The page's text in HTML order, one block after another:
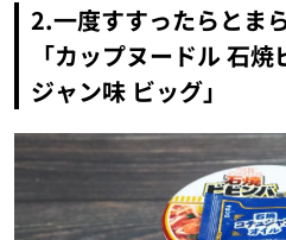
2.一度すすったらとま
「カップヌードル 石
ジャン味 ビッグ」